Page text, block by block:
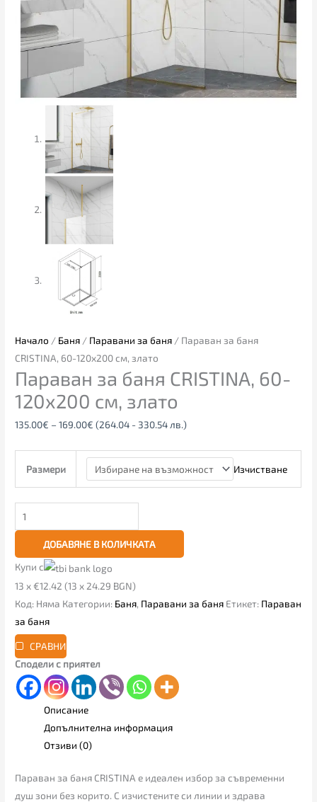
Начало / Баня / Паравани за баня / Параван за баня
CRISTINA, 60-120х200 см, злато
Параван за баня CRISTINA, 60-
120х200 см, злато
135.00€ – 169.00€ (264.04 - 330.54 лв.)
Размери Изчистване
ДОБАВЯНЕ В КОЛИЧКАТА
Купи с
13 x €12.42 (13 x 24.29 BGN)
Код: Няма Категории: Баня, Паравани за баня Етикет: Параван
за баня
СРАВНИ
Сподели с приятел
Описание
Допълнителна информация
Отзиви (0)
Параван за баня CRISTINA е идеален избор за съвременни
душ зони без корито. С изчистените си линии и здрава